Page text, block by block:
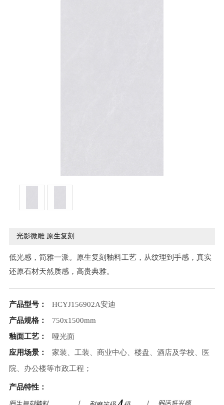
光影微雕 原生复刻
低光感，简雅一派。原生复刻釉料工艺，从纹理到手感，真实
还原石材天然质感，高贵典雅。
产品型号：
HCYJ156902A安迪
产品规格：
750x1500mm
釉面工艺：
哑光面
应用场景：
家装、工装、商业中心、楼盘、酒店及学校、医
院、办公楼等市政工程；
产品特性：